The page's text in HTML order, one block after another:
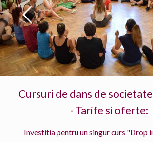
Cursuri de dans de
- Tarife si oferte:
Investitia pentru un singur curs "Drop